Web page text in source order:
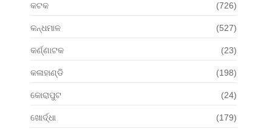
କଟକ (726)
କନ୍ଧମାଳ (527)
କର୍ଣ୍ଣାଟକ (23)
କଳାହାଣ୍ଡି (198)
କୋରାପୁଟ (24)
ଖୋର୍ଦ୍ଧା (179)